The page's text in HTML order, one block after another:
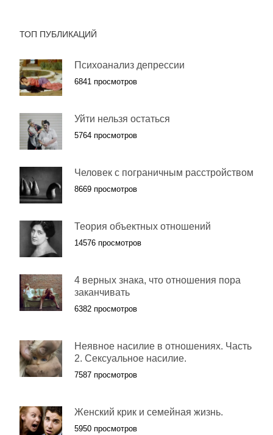
ТОП ПУБЛИКАЦИЙ
Психоанализ депрессии
6841 просмотров
Уйти нельзя остаться
5764 просмотров
Человек с пограничным расстройством
8669 просмотров
Теория объектных отношений
14576 просмотров
4 верных знака, что отношения пора
заканчивать
6382 просмотров
Неявное насилие в отношениях. Часть
2. Сексуальное насилие.
7587 просмотров
Женский крик и семейная жизнь.
5950 просмотров